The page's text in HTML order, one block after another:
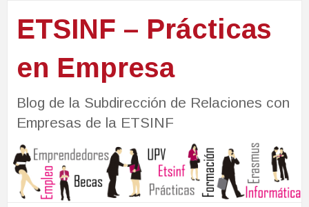
ETSINF – Prácticas
en Empresa
Blog de la Subdirección de Relaciones con
Empresas de la ETSINF